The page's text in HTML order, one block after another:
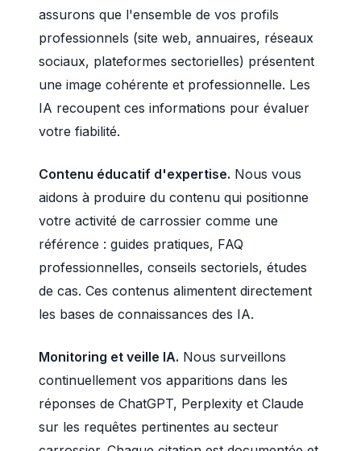
assurons que l'ensemble de vos profils
professionnels (site web, annuaires, réseaux
sociaux, plateformes sectorielles) présentent
une image cohérente et professionnelle. Les
IA recoupent ces informations pour évaluer
votre fiabilité.
Contenu éducatif d'expertise. Nous vous
aidons à produire du contenu qui positionne
votre activité de carrossier comme une
référence : guides pratiques, FAQ
professionnelles, conseils sectoriels, études
de cas. Ces contenus alimentent directement
les bases de connaissances des IA.
Monitoring et veille IA. Nous surveillons
continuellement vos apparitions dans les
réponses de ChatGPT, Perplexity et Claude
sur les requêtes pertinentes au secteur